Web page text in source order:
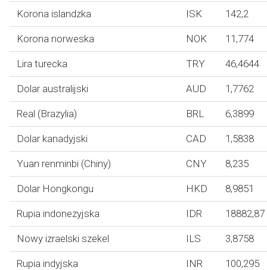
Korona islandzka ISK 142,2
Korona norweska NOK 11,774
Lira turecka TRY 46,4644
Dolar australijski AUD 1,7762
Real (Brazylia) BRL 6,3899
Dolar kanadyjski CAD 1,5838
Yuan renminbi (Chiny) CNY 8,235
Dolar Hongkongu HKD 8,9851
Rupia indonezyjska IDR 18882,87
Nowy izraelski szekel ILS 3,8758
Rupia indyjska INR 100,295